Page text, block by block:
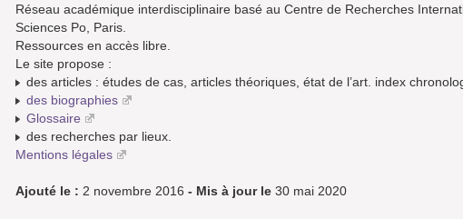
Réseau académique interdisciplinaire basé au Centre de Recherches
Sciences Po, Paris.
Ressources en accès libre.
Le site propose :
des articles : études de cas, articles théoriques, état de l’art. index
des biographies
Glossaire
des recherches par lieux.
Mentions légales
Ajouté le : 2 novembre 2016 - Mis à jour le 30 mai 2020